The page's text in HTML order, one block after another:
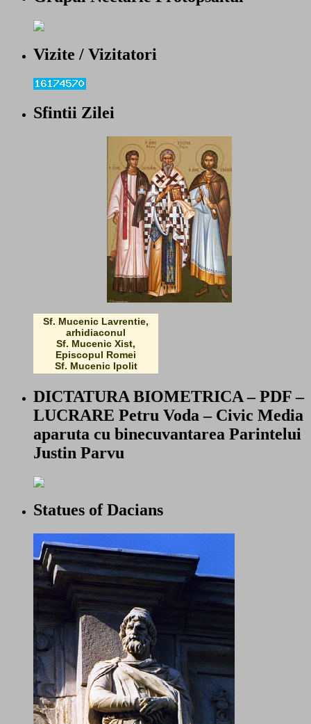
Vizite / Vizitatori
Sfintii Zilei
Sf. Mucenic Lavrentie,
arhidiaconul
Sf. Mucenic Xist,
Episcopul Romei
Sf. Mucenic Ipolit
DICTATURA BIOMETRICA – PDF –
LUCRARE Petru Voda – Civic Media
aparuta cu binecuvantarea Parintelui
Justin Parvu
Statues of Dacians